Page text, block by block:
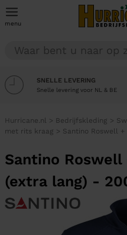
menu
SNELLE LEVERING
Snelle levering voor NL & BE
Hurricane.nl > Bedrijfskleding >
met rits kraag > Santino Roswell
Santino
(extra lang) -